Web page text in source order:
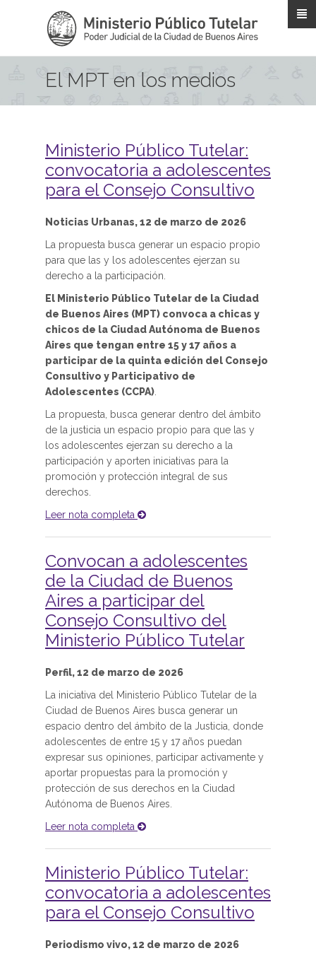
El MPT en los medios
Ministerio Público Tutelar:
convocatoria a adolescentes
para el Consejo Consultivo
Noticias Urbanas, 12 de marzo de 2026
La propuesta busca generar un espacio propio
para que las y los adolescentes ejerzan su
derecho a la participación.
El Ministerio Público Tutelar de la Ciudad
de Buenos Aires (MPT) convoca a chicas y
chicos de la Ciudad Autónoma de Buenos
Aires que tengan entre 15 y 17 años a
participar de la quinta edición del Consejo
Consultivo y Participativo de
Adolescentes (CCPA)
La propuesta, busca generar dentro del ámbito
de la justicia un espacio propio para que las y
los adolescentes ejerzan su derecho a la
participación y aporten iniciativas para la
promoción y protección integral de sus
derechos.
Leer nota completa
Convocan a adolescentes
de la Ciudad de Buenos
Aires a participar del
Consejo Consultivo del
Ministerio Público Tutelar
Perfil, 12 de marzo de 2026
La iniciativa del Ministerio Público Tutelar de la
Ciudad de Buenos Aires busca generar un
espacio dentro del ámbito de la Justicia, donde
adolescentes de entre 15 y 17 años puedan
expresar sus opiniones, participar activamente y
aportar propuestas para la promoción y
protección de sus derechos en la Ciudad
Autónoma de Buenos Aires.
Leer nota completa
Ministerio Público Tutelar:
convocatoria a adolescentes
para el Consejo Consultivo
Periodismo vivo, 12 de marzo de 2026